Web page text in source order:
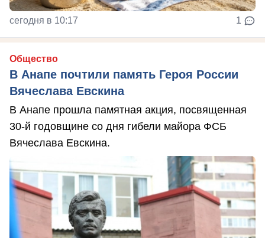
сегодня в 10:17 1
Общество
В Анапе почтили память Героя России
Вячеслава Евскина
В Анапе прошла памятная акция, посвященная
30-й годовщине со дня гибели майора ФСБ
Вячеслава Евскина.